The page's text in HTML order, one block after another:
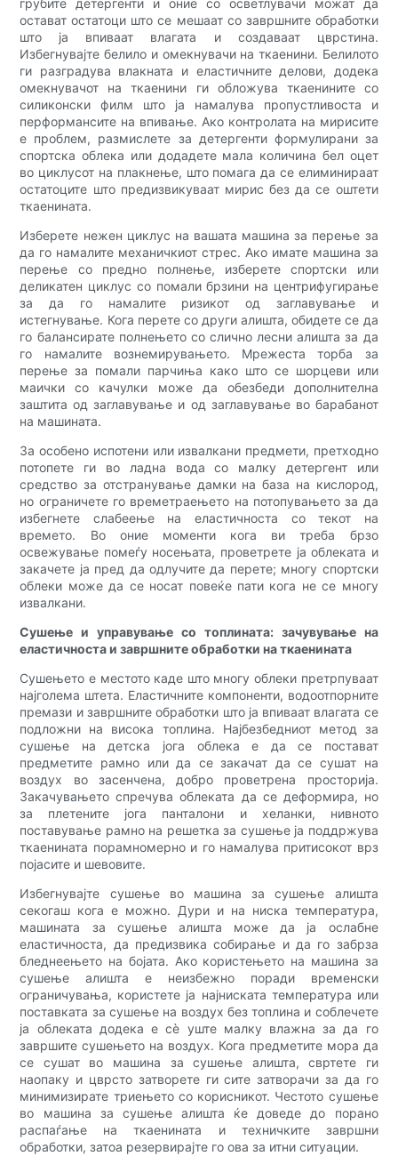
грубите детергенти и оние со осветлувачи можат да
остават остатоци што се мешаат со завршните обработки
што ја впиваат влагата и создаваат цврстина.
Избегнувајте белило и омекнувачи на ткаенини. Белилото
ги разградува влакната и еластичните делови, додека
омекнувачот на ткаенини ги обложува ткаенините со
силиконски филм што ја намалува пропустливоста и
перформансите на впивање. Ако контролата на мирисите
е проблем, размислете за детергенти формулирани за
спортска облека или додадете мала количина бел оцет
во циклусот на плакнење, што помага да се елиминираат
остатоците што предизвикуваат мирис без да се оштети
ткаенината.
Изберете нежен циклус на вашата машина за перење за
да го намалите механичкиот стрес. Ако имате машина за
перење со предно полнење, изберете спортски или
деликатен циклус со помали брзини на центрифугирање
за да го намалите ризикот од заглавување и
истегнување. Кога перете со други алишта, обидете се да
го балансирате полнењето со слично лесни алишта за да
го намалите вознемирувањето. Мрежеста торба за
перење за помали парчиња како што се шорцеви или
маички со качулки може да обезбеди дополнителна
заштита од заглавување и од заглавување во барабанот
на машината.
За особено испотени или извалкани предмети, претходно
потопете ги во ладна вода со малку детергент или
средство за отстранување дамки на база на кислород,
но ограничете го времетраењето на потопувањето за да
избегнете слабеење на еластичноста со текот на
времето. Во оние моменти кога ви треба брзо
освежување помеѓу носењата, проветрете ја облеката и
закачете ја пред да одлучите да перете; многу спортски
облеки може да се носат повеќе пати кога не се многу
извалкани.
Сушење и управување со топлината: зачувување на
еластичноста и завршните обработки на ткаенината
Сушењето е местото каде што многу облеки претрпуваат
најголема штета. Еластичните компоненти, водоотпорните
премази и завршните обработки што ја впиваат влагата се
подложни на висока топлина. Најбезбедниот метод за
сушење на детска јога облека е да се постават
предметите рамно или да се закачат да се сушат на
воздух во засенчена, добро проветрена просторија.
Закачувањето спречува облеката да се деформира, но
за плетените јога панталони и хеланки, нивното
поставување рамно на решетка за сушење ја поддржува
ткаенината порамномерно и го намалува притисокот врз
појасите и шевовите.
Избегнувајте сушење во машина за сушење алишта
секогаш кога е можно. Дури и на ниска температура,
машината за сушење алишта може да ја ослабне
еластичноста, да предизвика собирање и да го забрза
бледнеењето на бојата. Ако користењето на машина за
сушење алишта е неизбежно поради временски
ограничувања, користете ја најниската температура или
поставката за сушење на воздух без топлина и соблечете
ја облеката додека е сè уште малку влажна за да го
завршите сушењето на воздух. Кога предметите мора да
се сушат во машина за сушење алишта, свртете ги
наопаку и цврсто затворете ги сите затворачи за да го
минимизирате триењето со корисникот. Честото сушење
во машина за сушење алишта ќе доведе до порано
распаѓање на ткаенината и техничките завршни
обработки, затоа резервирајте го ова за итни ситуации.